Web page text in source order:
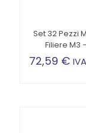
Set 32 Pezzi
Filiere M3
72,59 €